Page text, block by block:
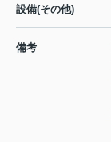
設備(その他)
備考